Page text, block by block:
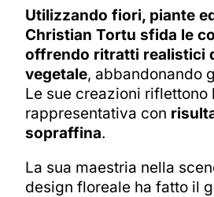
Utilizzando fiori, piante
Christian Tortu sfida le
offrendo ritratti realistici
vegetale, abbandonando
Le sue creazioni riflettono
rappresentativa con
sopraffina.
La sua maestria nella
design floreale ha fatto il